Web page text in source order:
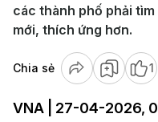
các thành phố phải
mới, thích ứng hơn.
Chia sẻ 1
VNA | 27-04-2026,